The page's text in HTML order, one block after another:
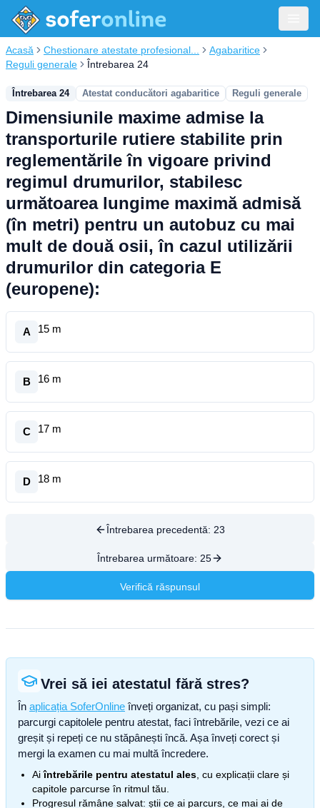
Acasă Chestionare atestate profesional...
Agabaritice
Reguli generale
Întrebarea 24
Întrebarea 24 Atestat conducători agabaritice Reguli generale
Dimensiunile maxime admise la
transporturile rutiere stabilite prin
reglementările în vigoare privind
regimul drumurilor, stabilesc
următoarea lungime maximă admisă
(în metri) pentru un autobuz cu mai
mult de două osii, în cazul utilizării
drumurilor din categoria E
(europene):
A 15 m
B 16 m
C 17 m
D 18 m
Întrebarea precedentă: 23
Întrebarea următoare: 25
Verifică răspunsul
Vrei să iei atestatul fără stres?
În aplicația SoferOnline înveți organizat, cu pași simpli:
parcurgi capitolele pentru atestat, faci întrebările, vezi ce ai
greșit și repeți ce nu stăpânești încă. Așa înveți corect și
mergi la examen cu mai multă încredere.
Aiîntrebările pentru atestatul ales , cu explicații clare și
capitole parcurse în ritmul tău.
Progresul rămâne salvat: știi ce ai parcurs, ce mai ai de